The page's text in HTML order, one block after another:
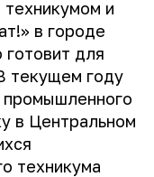
и
в городе
готовит для
текущем году
в Центральном
техникума